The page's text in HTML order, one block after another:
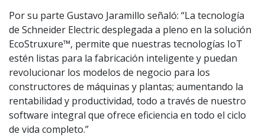
Por su parte Gustavo Jaramillo señaló: “La tecnología
de Schneider Electric desplegada a pleno en la solución
EcoStruxure™, permite que nuestras tecnologías IoT
estén listas para la fabricación inteligente y puedan
revolucionar los modelos de negocio para los
constructores de máquinas y plantas; aumentando la
rentabilidad y productividad, todo a través de nuestro
software integral que ofrece eficiencia en todo el ciclo
de vida completo.”